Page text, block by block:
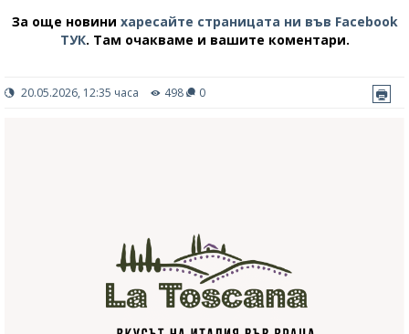
За още новини харесайте страницата ни във Facebook
ТУК. Там очакваме и вашите коментари.
20.05.2026, 12:35 часа 498 0